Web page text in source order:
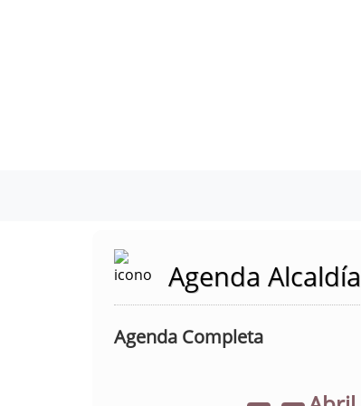
Agenda Alcaldía
Agenda Completa